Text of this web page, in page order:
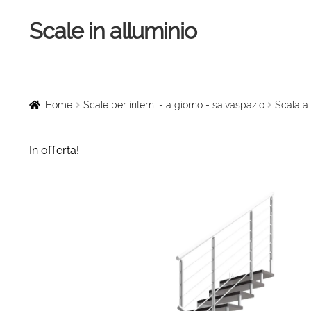
Vai
alla
Vai
al
Scale in alluminio
Scale a chiocciola
Home Scale per interni - a giorno - salvaspazio Scala a
In offerta!